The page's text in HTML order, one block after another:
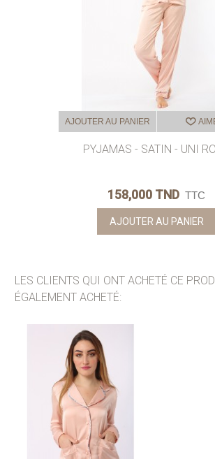
AJOUTER AU PANIER
PYJAMAS - SATIN - UNI
158,000 TND TTC
AJOUTER AU PANIER
LES CLIENTS QUI ONT ACHETÉ CE
ÉGALEMENT ACHETÉ: